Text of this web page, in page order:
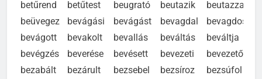
betűrend
betűtest beugrató beutazik
beutazza
beüvegez
bevágási bevágást bevagdal
bevagdos
bevágott
bevakolt bevallás beváltás
beváltja
bevégzés
beverése bevésett bevezeti
bevezető
bezabált
bezárult bezsebel bezsíroz bezsúfol